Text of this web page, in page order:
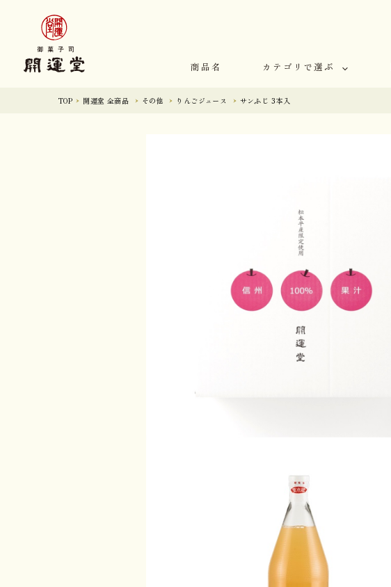
商品名 カテゴリで選ぶ
TOP 開運堂 全商品 その他 りんごジュース サンふじ 3本入